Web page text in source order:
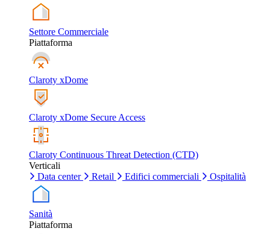
Settore Commerciale
Piattaforma
Claroty xDome
Claroty xDome Secure Access
Claroty Continuous Threat Detection (CTD)
Verticali
Data center
Retail Edifici commerciali Ospitalità
Sanità
Piattaforma